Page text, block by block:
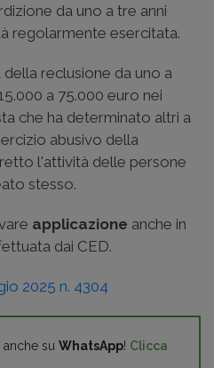
da uno a tre anni
regolarmente esercitata.
reclusione da uno a
a 75.000 euro nei
che ha determinato altri a
abusivo della
l'attività delle persone
stesso.
applicazione anche in
dai CED.
2025 n. 4304
anche su WhatsApp! Clicca